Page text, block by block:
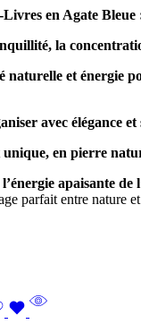
en Agate Bleue
la
naturelle et énergie
avec élégance et
unique, en pierre
l’énergie apaisante de
parfait entre nature